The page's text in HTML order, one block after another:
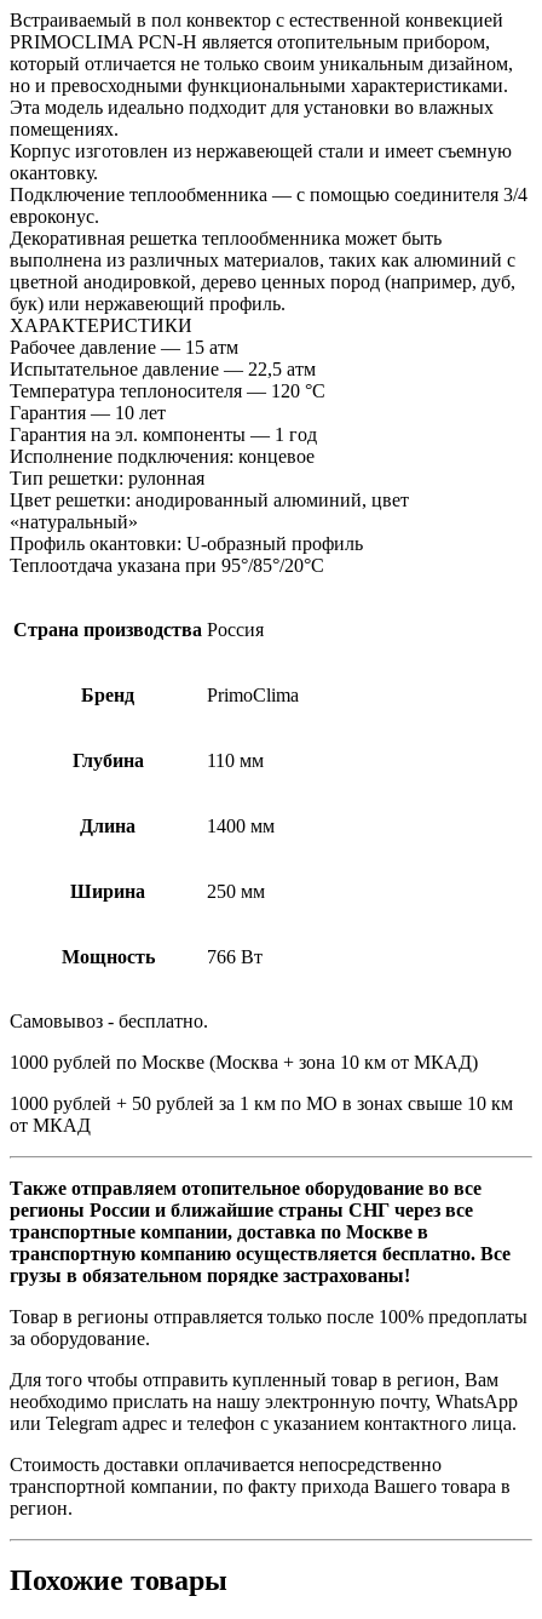
Встраиваемый в пол конвектор с естественной конвекцией
PRIMOCLIMA PCN-H является отопительным прибором,
который отличается не только своим уникальным дизайном,
но и превосходными функциональными характеристиками.
Эта модель идеально подходит для установки во влажных
помещениях.
Корпус изготовлен из нержавеющей стали и имеет съемную
окантовку.
Подключение теплообменника — с помощью соединителя 3/4
евроконус.
Декоративная решетка теплообменника может быть
выполнена из различных материалов, таких как алюминий с
цветной анодировкой, дерево ценных пород (например, дуб,
бук) или нержавеющий профиль.
ХАРАКТЕРИСТИКИ
Рабочее давление — 15 атм
Испытательное давление — 22,5 атм
Температура теплоносителя — 120 °С
Гарантия — 10 лет
Гарантия на эл. компоненты — 1 год
Исполнение подключения: концевое
Тип решетки: рулонная
Цвет решетки: анодированный алюминий, цвет
«натуральный»
Профиль окантовки: U-образный профиль
Теплоотдача указана при 95°/85°/20°С
Страна производства Россия
Бренд PrimoClima
Глубина 110 мм
Длина 1400 мм
Ширина 250 мм
Мощность 766 Вт
Самовывоз - бесплатно.
1000 рублей по Москве (Москва + зона 10 км от МКАД)
1000 рублей + 50 рублей за 1 км по МО в зонах свыше 10 км
от МКАД
Также отправляем отопительное оборудование во все
регионы России и ближайшие страны СНГ через все
транспортные компании, доставка по Москве в
транспортную компанию осуществляется бесплатно. Все
грузы в обязательном порядке застрахованы!
Товар в регионы отправляется только после 100% предоплаты
за оборудование.
Для того чтобы отправить купленный товар в регион, Вам
необходимо прислать на нашу электронную почту, WhatsApp
или Telegram адрес и телефон с указанием контактного лица.
Стоимость доставки оплачивается непосредственно
транспортной компании, по факту прихода Вашего товара в
регион.
Похожие товары